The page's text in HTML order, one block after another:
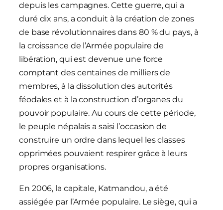
depuis les campagnes. Cette guerre, qui a
duré dix ans, a conduit à la création de zones
de base révolutionnaires dans 80 % du pays, à
la croissance de l’Armée populaire de
libération, qui est devenue une force
comptant des centaines de milliers de
membres, à la dissolution des autorités
féodales et à la construction d’organes du
pouvoir populaire. Au cours de cette période,
le peuple népalais a saisi l’occasion de
construire un ordre dans lequel les classes
opprimées pouvaient respirer grâce à leurs
propres organisations.
En 2006, la capitale, Katmandou, a été
assiégée par l’Armée populaire. Le siège, qui a